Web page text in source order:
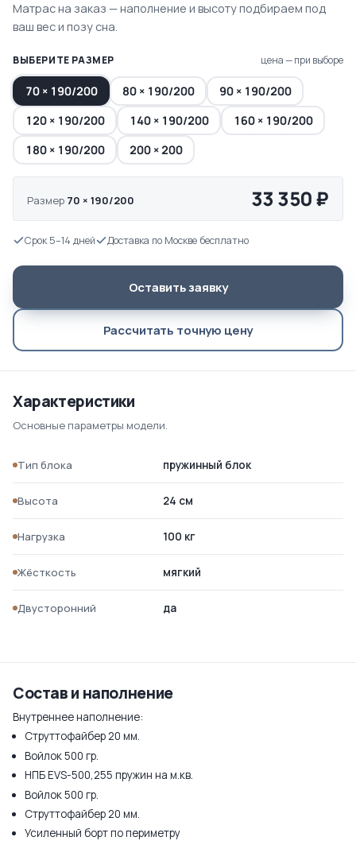
Матрас на заказ — наполнение и высоту подбираем под
ваш вес и позу сна.
ВЫБЕРИТЕ РАЗМЕР цена — при выборе
70 × 190/200 80 × 190/200
90 × 190/200
120 × 190/200
140 × 190/200
160 × 190/200
180 × 190/200
200 × 200
Размер 70 × 190/200 33 350 ₽
Срок 5–14 дней Доставка по Москве бесплатно
Оставить заявку
Рассчитать точную цену
Характеристики
Основные параметры модели.
Тип блока пружинный блок
Высота 24 см
Нагрузка 100 кг
Жёсткость мягкий
Двусторонний да
Состав и наполнение
Внутреннее наполнение:
Струттофайбер 20 мм.
Войлок 500 гр.
НПБ EVS-500,255 пружин на м.кв.
Войлок 500 гр.
Струттофайбер 20 мм.
Усиленный борт по периметру